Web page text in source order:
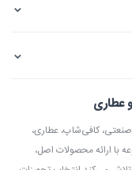
⌄
⌄
عطاری
صنعتی، کافی‌شاپ، عطاری،
ارائه محصولات اصل،